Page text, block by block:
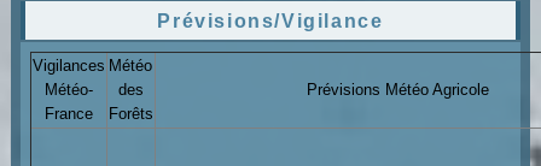
Prévisions/Vigilance
Vigilances
Météo-
France
Météo
des
Forêts
Prévisions Météo Agricole